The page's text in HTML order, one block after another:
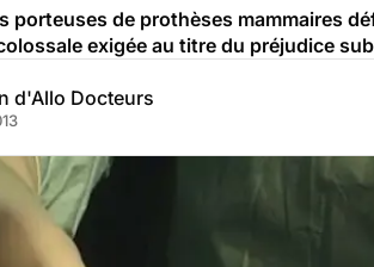
porteuses de prothèses mammaires
exigée au titre du préjudice
d'Allo Docteurs